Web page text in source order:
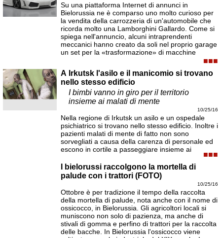
Su una piattaforma Internet di annunci in
Bielorussia ne è comparso uno molto curioso per
la vendita della carrozzeria di un'automobile che
ricorda molto una Lamborghini Gallardo. Come si
spiega nell'annuncio, alcuni intraprendenti
meccanici hanno creato da soli nel proprio garage
un set per la «trasformazione» di macchine
■■■
A Irkutsk l'asilo e il manicomio si trovano
nello stesso edificio
I bimbi vanno in giro per il territorio
insieme ai malati di mente
10/25/16
Nella regione di Irkutsk un asilo e un ospedale
psichiatrico si trovano nello stesso edificio. Inoltre i
pazienti malati di mente di fatto non sono
sorvegliati a causa della carenza di personale ed
escono in cortile a passeggiare insieme ai
■■■
I bielorussi raccolgono la mortella di
palude con i trattori (FOTO)
10/25/16
Ottobre è per tradizione il tempo della raccolta
della mortella di palude, nota anche con il nome di
ossicocco, in Bielorussia. Gli agricoltori locali si
muniscono non solo di pazienza, ma anche di
stivali di gomma e perfino di trattori per la raccolta
delle bacche. In Bielorussia l'ossicocco viene